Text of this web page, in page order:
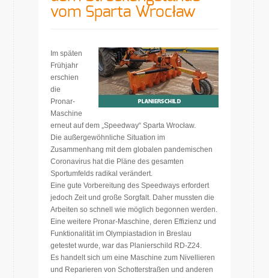
vom Sparta Wrocław
Im späten
Frühjahr
erschien
die
Pronar-
Maschine
erneut auf dem „Speedway“ Sparta Wrocław.
Die außergewöhnliche Situation im
Zusammenhang mit dem globalen pandemischen
Coronavirus hat die Pläne des gesamten
Sportumfelds radikal verändert.
Eine gute Vorbereitung des Speedways erfordert
jedoch Zeit und große Sorgfalt. Daher mussten die
Arbeiten so schnell wie möglich begonnen werden.
Eine weitere Pronar-Maschine, deren Effizienz und
Funktionalität im Olympiastadion in Breslau
getestet wurde, war das Planierschild RD-Z24.
Es handelt sich um eine Maschine zum Nivellieren
und Reparieren von Schotterstraßen und anderen